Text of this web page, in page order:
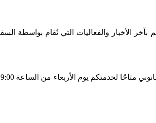
الأخبار والفعاليات التي تُقام بواسطة